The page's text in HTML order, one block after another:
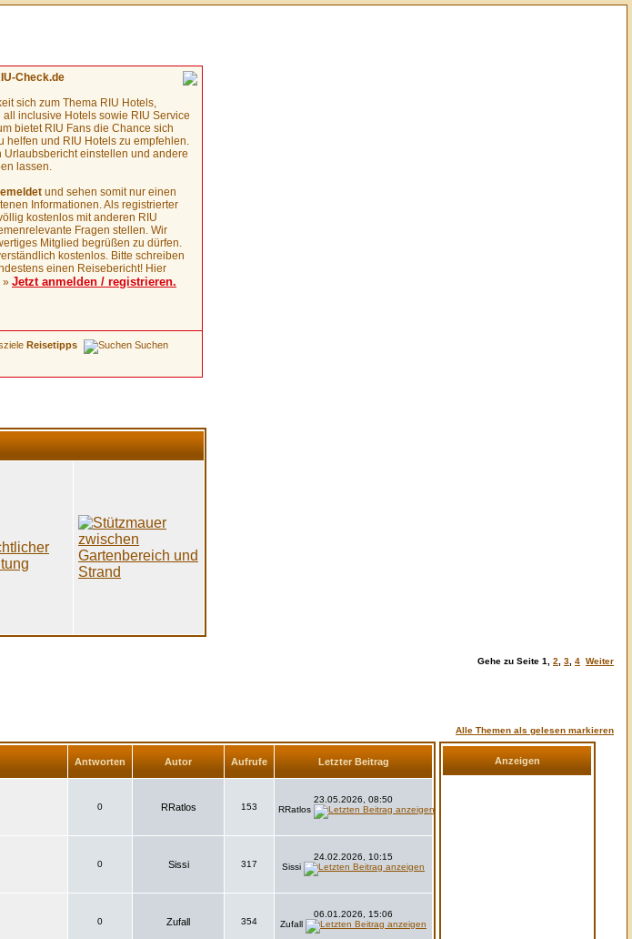
Check.de
sich zum Thema RIU Hotels,
inclusive Hotels sowie RIU Service
bietet RIU Fans die Chance sich
helfen und RIU Hotels zu empfehlen.
Urlaubsbericht einstellen und andere
lassen.
und sehen somit nur einen
Informationen. Als registrierter
kostenlos mit anderen RIU
Fragen stellen. Wir
Mitglied begrüßen zu dürfen.
kostenlos. Bitte schreiben
einen Reisebericht! Hier
» Jetzt anmelden / registrieren.
Reisetipps
Suchen
Gehe zu Seite 1 2 3 4 Weiter
Alle Themen als gelesen markieren
Antworten Autor Aufrufe Letzter Beitrag
0 RRatlos 153
23.05.2026, 08:50
RRatlos
0 Sissi 317
24.02.2026, 10:15
Sissi
0 Zufall 354
06.01.2026, 15:06
Zufall
Anzeigen